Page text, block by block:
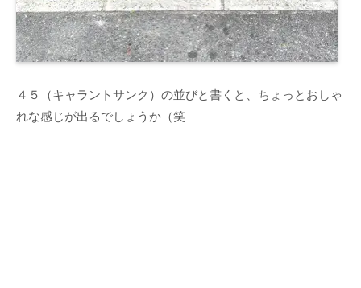
４５（キャラントサンク）の並びと書くと、ちょっとおしゃ
れな感じが出るでしょうか（笑